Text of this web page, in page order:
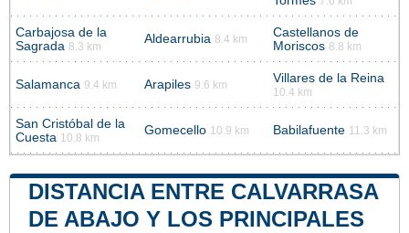
Carbajosa de la
Sagrada 8.3 km
Aldearrubia 8.4 km
Castellanos de
Moriscos 8.8 km
Salamanca 9.4 km Arapiles 9.6 km Villares de la Reina
10.4 km
San Cristóbal de la
Cuesta 10.8 km
Gomecello 10.9 km Babilafuente 11.3 km
DISTANCIA ENTRE CALVARRASA
DE ABAJO Y LOS PRINCIPALES